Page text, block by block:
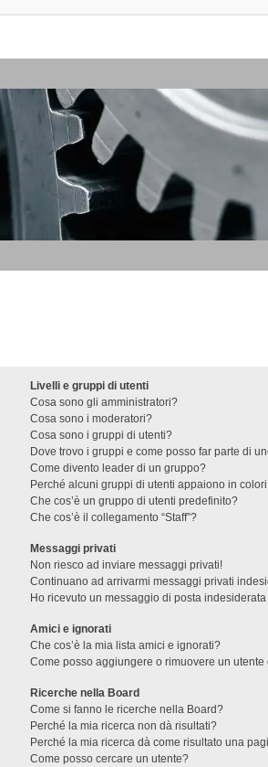
Livelli e gruppi di utenti
Cosa sono gli amministratori?
Cosa sono i moderatori?
Cosa sono i gruppi di utenti?
Dove trovo i gruppi e come posso far parte di
Come divento leader di un gruppo?
Perché alcuni gruppi di utenti appaiono in
Che cos’è un gruppo di utenti predefinito?
Che cos’è il collegamento “Staff”?
Messaggi privati
Non riesco ad inviare messaggi privati!
Continuano ad arrivarmi messaggi privati
Ho ricevuto un messaggio di posta
Amici e ignorati
Che cos’è la mia lista amici e ignorati?
Come posso aggiungere o rimuovere un
Ricerche nella Board
Come si fanno le ricerche nella Board?
Perché la mia ricerca non dà risultati?
Perché la mia ricerca dà come risultato una
Come posso cercare un utente?